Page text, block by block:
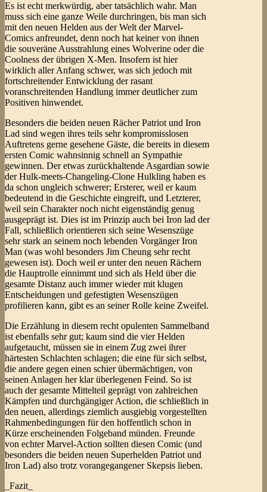
Es ist echt merkwürdig, aber tatsächlich wahr. Man
muss sich eine ganze Weile durchringen, bis man sich
mit den neuen Helden aus der Welt der Marvel-
Comics anfreundet, denn noch hat keiner von ihnen
die souveräne Ausstrahlung eines Wolverine oder die
Coolness der übrigen X-Men. Insofern ist hier
wirklich aller Anfang schwer, was sich jedoch mit
fortschreitender Entwicklung der rasant
voranschreitenden Handlung immer deutlicher zum
Positiven hinwendet.
Besonders die beiden neuen Rächer Patriot und Iron
Lad sind wegen ihres teils sehr kompromisslosen
Auftretens gerne gesehene Gäste, die bereits in diesem
ersten Comic wahnsinnig schnell an Sympathie
gewinnen. Der etwas zurückhaltende Asgardian sowie
der Hulk-meets-Changeling-Clone Hulkling haben es
da schon ungleich schwerer; Ersterer, weil er kaum
bedeutend in die Geschichte eingreift, und Letzterer,
weil sein Charakter noch nicht eigenständig genug
ausgeprägt ist. Dies ist im Prinzip auch bei Iron lad der
Fall, schließlich orientieren sich seine Wesenszüge
sehr stark an seinem noch lebenden Vorgänger Iron
Man (was wohl besonders Jim Cheung sehr recht
gewesen ist). Doch weil er unter den neuen Rächern
die Hauptrolle einnimmt und sich als Held über die
gesamte Distanz auch immer wieder mit klugen
Entscheidungen und gefestigten Wesenszügen
profilieren kann, gibt es an seiner Rolle keine Zweifel.
Die Erzählung in diesem recht opulenten Sammelband
ist ebenfalls sehr gut; kaum sind die vier Helden
aufgetaucht, müssen sie in einem Zug zwei ihrer
härtesten Schlachten schlagen; die eine für sich selbst,
die andere gegen einen schier übermächtigen, von
seinen Anlagen her klar überlegenen Feind. So ist
auch der gesamte Mittelteil geprägt von zahlreichen
Kämpfen und durchgängiger Action, die schließlich in
den neuen, allerdings ziemlich ausgiebig vorgestellten
Rahmenbedingungen für den hoffentlich schon in
Kürze erscheinenden Folgeband münden. Freunde
von echter Marvel-Action sollten diesen Comic (und
besonders die beiden neuen Superhelden Patriot und
Iron Lad) also trotz vorangegangener Skepsis lieben.
_Fazit_